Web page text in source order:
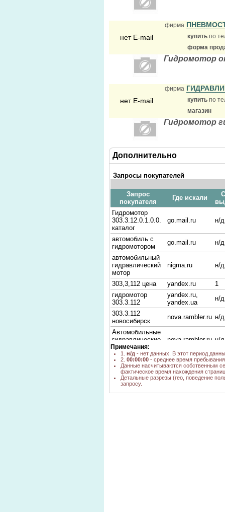
нет E-mail
фирма
купить по
форма
Гидромотор
нет E-mail
фирма
купить по
магазин
Гидромотор
Дополнительно
Запросы покупателей
Запрос
покупателя
Где искали
Гидромотор
303.3.12.0.1.0.0.
каталог
go.mail.ru н/д
автомобиль с
гидромотором
go.mail.ru
н/д
автомобильный
гидравлический
мотор
nigma.ru н/д
303,3,112 цена yandex.ru
1
гидромотор
303.3.112
yandex.ru,
yandex.ua
н/д
303.3.112
новосибирск
nova.rambler.ru н/д
Автомобильные
гидравлические
двигатели
nova.rambler.ru н/д
цена 303.3.112 yandex.ru
1
гидродвигатель
автомобильный
yandex.ru
1
гидромотор
303.3.112.501
yandex.ru 1
Примечания:
1. н/д - нет данных. В этот период
2. 00:00:00 - среднее время
Данные насчитываются собственным
фактическое время нахождения
Детальные разрезы (гео, поведение
запросу.